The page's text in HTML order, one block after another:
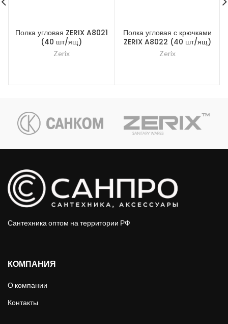
Полка угловая ZERIX A8021
(40 шт/ящ)
Zerix
Полка угловая с крючками
ZERIX A8022 (40 шт/ящ)
Zerix
Сантехника оптом на территории РФ
КОМПАНИЯ
О компании
Контакты